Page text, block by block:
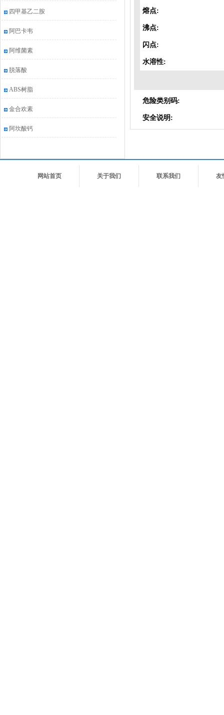
四甲基乙二胺
阿巴卡韦
阿维菌素
脱落酸
ABS树脂
金合欢素
阿坎酸钙
熔点:
沸点:
闪点:
水溶性:
危险类别码:
安全说明:
网站首页 关于我们 联系我们 友